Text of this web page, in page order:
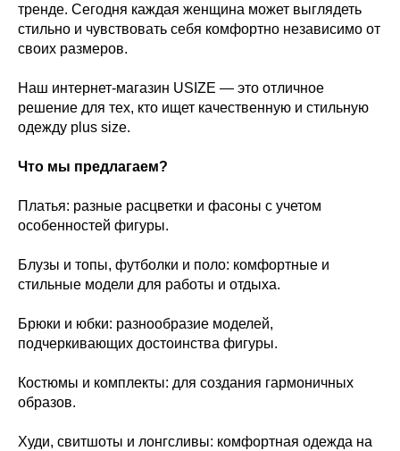
тренде. Сегодня каждая женщина может выглядеть
стильно и чувствовать себя комфортно независимо от
своих размеров.
Наш интернет-магазин USIZE — это отличное
решение для тех, кто ищет качественную и стильную
одежду plus size.
Что мы предлагаем?
Платья: разные расцветки и фасоны с учетом
особенностей фигуры.
Блузы и топы, футболки и поло: комфортные и
стильные модели для работы и отдыха.
Брюки и юбки: разнообразие моделей,
подчеркивающих достоинства фигуры.
Костюмы и комплекты: для создания гармоничных
образов.
Худи, свитшоты и лонгсливы: комфортная одежда на